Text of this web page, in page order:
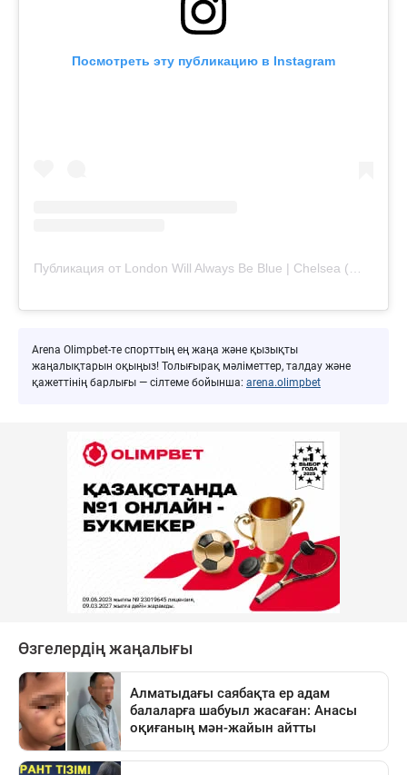
Посмотреть эту публикацию в Instagram
Arena Olimpbet-те спорттың ең жаңа және қызықты
жаңалықтарын оқыңыз! Толығырақ мәліметтер, талдау және
қажеттінің барлығы — сілтеме бойынша: arena.olimpbet